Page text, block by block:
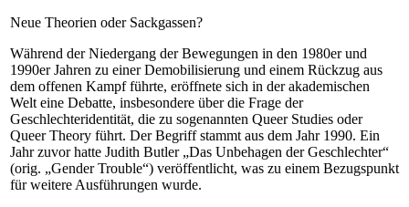
Neue Theorien oder Sackgassen?
Während der Niedergang der Bewegungen in den 1980er und
1990er Jahren zu einer Demobilisierung und einem Rückzug aus
dem offenen Kampf führte, eröffnete sich in der akademischen
Welt eine Debatte, insbesondere über die Frage der
Geschlechteridentität, die zu sogenannten Queer Studies oder
Queer Theory führt. Der Begriff stammt aus dem Jahr 1990. Ein
Jahr zuvor hatte Judith Butler „Das Unbehagen der Geschlechter“
(orig. „Gender Trouble“) veröffentlicht, was zu einem Bezugspunkt
für weitere Ausführungen wurde.